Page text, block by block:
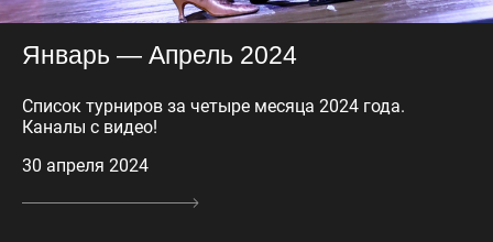
Январь — Апрель 2024
Список турниров за четыре месяца 2024 года.
Каналы с видео!
30 апреля 2024